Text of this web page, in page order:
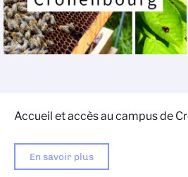
Accueil et accès au campus de
En savoir plus